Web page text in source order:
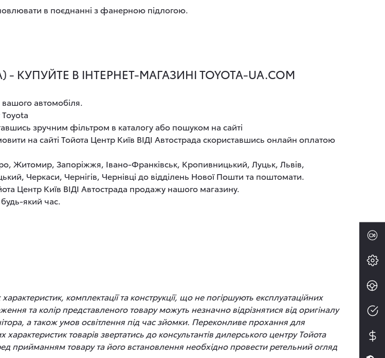
в поєднанні з фанерною підлогою.
КУПУЙТЕ В ІНТЕРНЕТ-МАГАЗИНІ TOYOTA-UA.COM
автомобіля.
Toyota
зручним фільтром в каталогу або пошуком на сайті
на сайті Тойота Центр Київ ВІДІ Автострада скориставшись онлайн оплатою
Житомир, Запоріжжя, Івано-Франківськ, Кропивницький, Луцьк, Львів,
Черкаси, Чернігів, Чернівці до відділень Нової Пошти та поштомати.
Центр Київ ВІДІ Автострада продажу нашого магазину.
будь-який час.
комплектації та конструкції, що не погіршують експлуатаційних
та колір представленого товару можуть незначно відрізнятися від оригіналу
а також умов освітлення під час зйомки. Переконливе прохання для
характеристик товарів звертатись до консультантів дилерського центру Тойота
прийманням товару та його встановлення необхідно провести ретельний огляд